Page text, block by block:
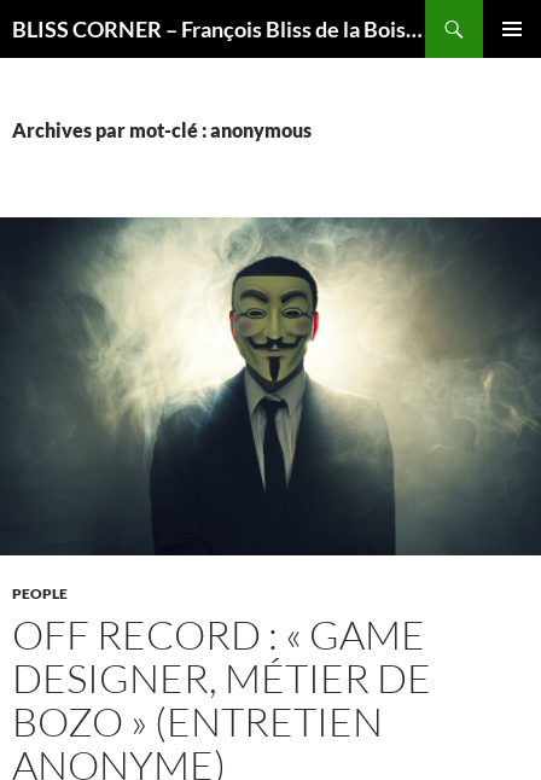
BLISS CORNER – François Bliss de la Boissière is here
Archives par mot-clé : anonymous
PEOPLE
OFF RECORD : « GAME
DESIGNER, MÉTIER DE
BOZO » (ENTRETIEN
ANONYME)